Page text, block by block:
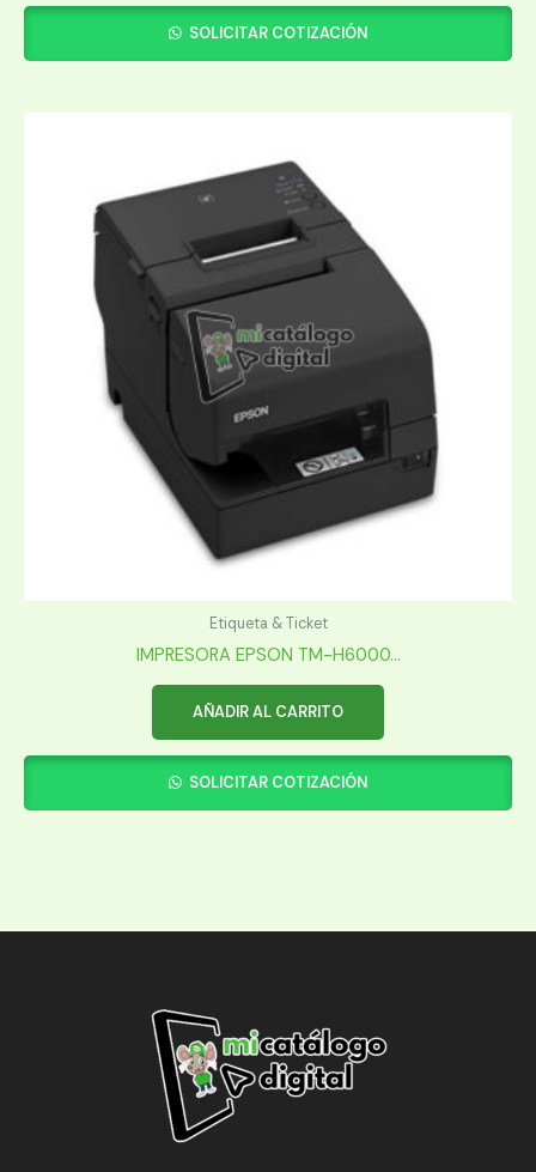
SOLICITAR COTIZACIÓN
Etiqueta & Ticket
IMPRESORA EPSON TM-H6000...
AÑADIR AL CARRITO
SOLICITAR COTIZACIÓN